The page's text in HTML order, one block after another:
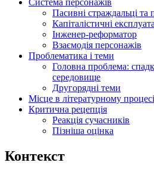
Пасивні страждальці та
Капіталістичні
Інженер-реформатор
Взаємодія персонажів
Проблематика і теми
Головна проблема:
середовище
Другорядні теми
Місце в літературному процесі
Критична рецепція
Реакція сучасників
Пізніша оцінка
Контекст